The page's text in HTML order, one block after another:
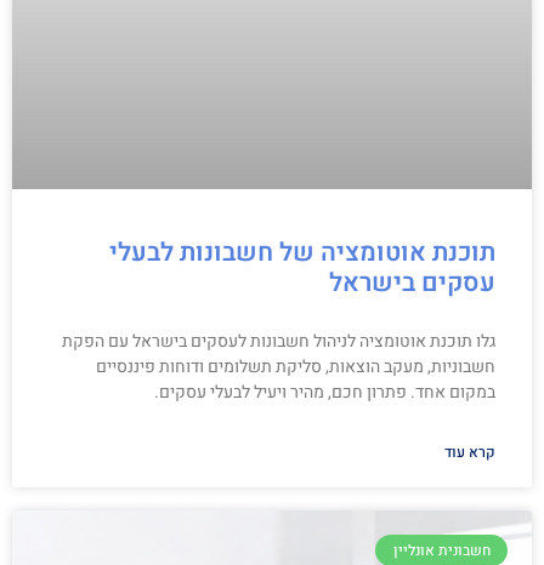
תוכנת אוטומציה של חשבונות לבעלי
עסקים בישראל
גלו תוכנת אוטומציה לניהול חשבונות לעסקים בישראל עם הפקת
חשבוניות, מעקב הוצאות, סליקת תשלומים ודוחות פיננסיים
במקום אחד. פתרון חכם, מהיר ויעיל לבעלי עסקים.
קרא עוד
חשבונית אונליין